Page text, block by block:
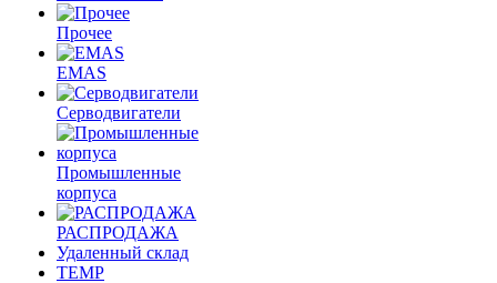
Прочее
EMAS
Cерводвигатели
Промышленные
корпуса
РАСПРОДАЖА
Удаленный склад
TEMP